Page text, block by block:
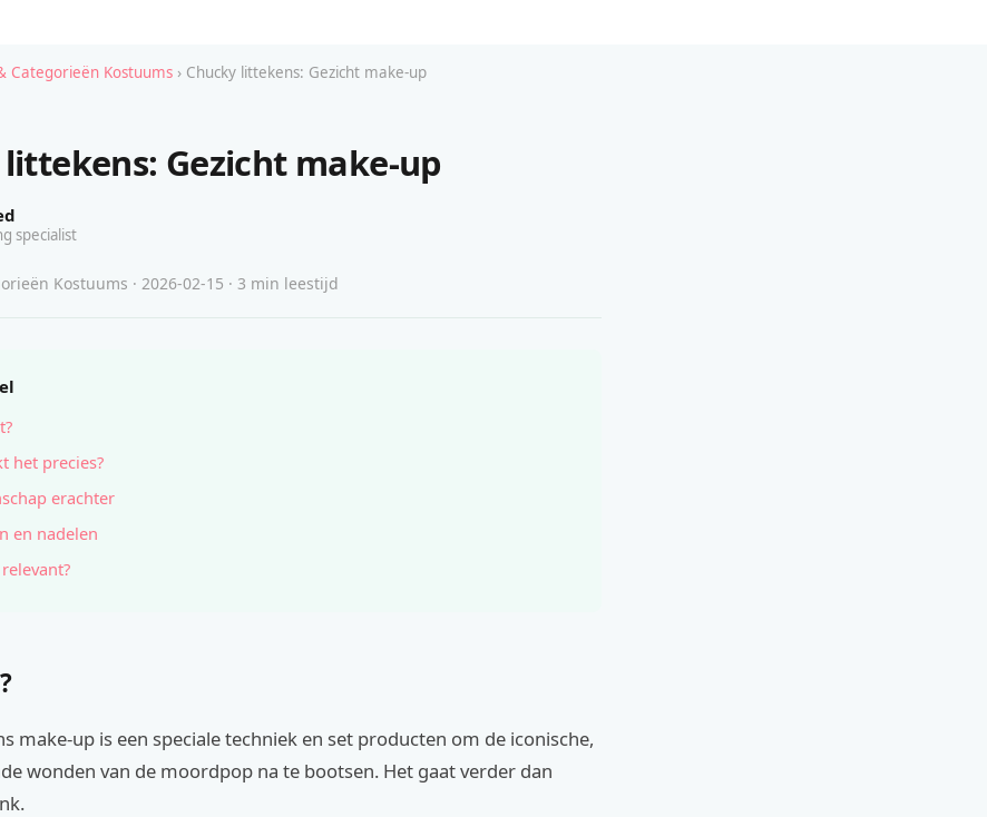
Categorieën Kostuums › Chucky littekens: Gezicht make-up
Gezicht make-up
specialist
Kostuums · 2026-02-15 · 3 min leestijd
het precies?
erachter
en nadelen
make-up is een speciale techniek en set producten om de iconische,
wonden van de moordpop na te bootsen. Het gaat verder dan